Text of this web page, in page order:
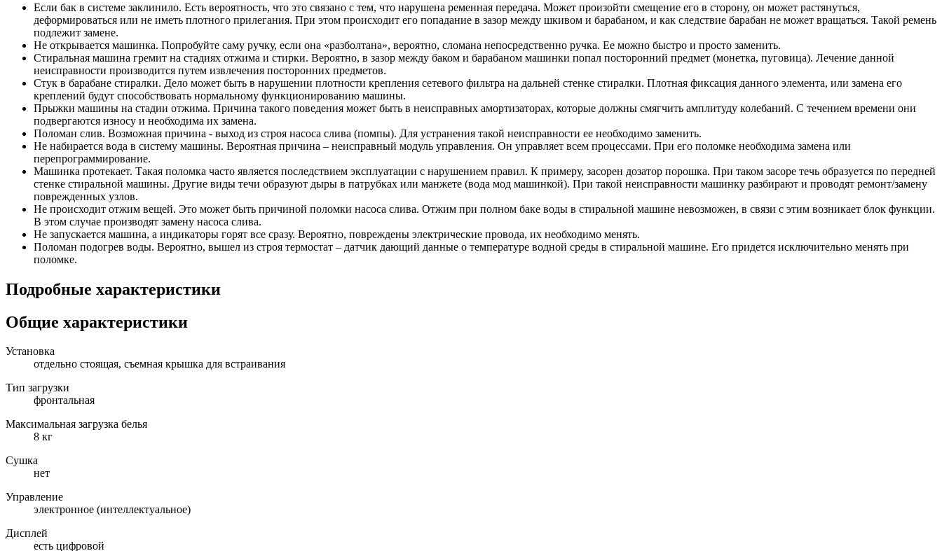
Если бак в системе заклинило. Есть вероятность, что это связано с тем, что нарушена ременная передача. Может произойти смещение его в сторону, он может растянуться,
деформироваться или не иметь плотного прилегания. При этом происходит его попадание в зазор между шкивом и барабаном, и как следствие барабан не может вращаться. Такой ремень
подлежит замене.
Не открывается машинка. Попробуйте саму ручку, если она «разболтана», вероятно, сломана непосредственно ручка. Ее можно быстро и просто заменить.
Стиральная машина гремит на стадиях отжима и стирки. Вероятно, в зазор между баком и барабаном машинки попал посторонний предмет (монетка, пуговица). Лечение данной
неисправности производится путем извлечения посторонних предметов.
Стук в барабане стиралки. Дело может быть в нарушении плотности крепления сетевого фильтра на дальней стенке стиралки. Плотная фиксация данного элемента, или замена его
креплений будут способствовать нормальному функционированию машины.
Прыжки машины на стадии отжима. Причина такого поведения может быть в неисправных амортизаторах, которые должны смягчить амплитуду колебаний. С течением времени они
подвергаются износу и необходима их замена.
Поломан слив. Возможная причина - выход из строя насоса слива (помпы). Для устранения такой неисправности ее необходимо заменить.
Не набирается вода в систему машины. Вероятная причина – неисправный модуль управления. Он управляет всем процессами. При его поломке необходима замена или
перепрограммирование.
Машинка протекает. Такая поломка часто является последствием эксплуатации с нарушением правил. К примеру, засорен дозатор порошка. При таком засоре течь образуется по передней
стенке стиральной машины. Другие виды течи образуют дыры в патрубках или манжете (вода мод машинкой). При такой неисправности машинку разбирают и проводят ремонт/замену
поврежденных узлов.
Не происходит отжим вещей. Это может быть причиной поломки насоса слива. Отжим при полном баке воды в стиральной машине невозможен, в связи с этим возникает блок функции.
В этом случае производят замену насоса слива.
Не запускается машина, а индикаторы горят все сразу. Вероятно, повреждены электрические провода, их необходимо менять.
Поломан подогрев воды. Вероятно, вышел из строя термостат – датчик дающий данные о температуре водной среды в стиральной машине. Его придется исключительно менять при
поломке.
Подробные характеристики
Общие характеристики
Установка
отдельно стоящая, съемная крышка для встраивания
Тип загрузки
фронтальная
Максимальная загрузка белья
8 кг
Сушка
нет
Управление
электронное (интеллектуальное)
Дисплей
есть цифровой